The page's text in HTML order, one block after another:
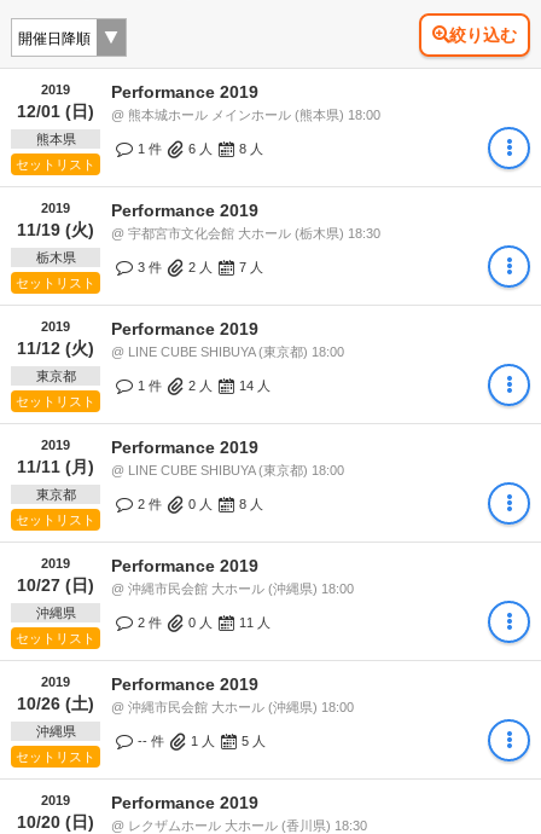
絞り込む
2019
12/01 (日)
熊本県
セットリスト
Performance 2019
@ 熊本城ホール メインホール (熊本県) 18:00
1 件 6 人 8 人
2019
11/19 (火)
栃木県
セットリスト
Performance 2019
@ 宇都宮市文化会館 大ホール (栃木県) 18:30
3 件 2 人 7 人
2019
11/12 (火)
東京都
セットリスト
Performance 2019
@ LINE CUBE SHIBUYA (東京都) 18:00
1 件 2 人 14 人
2019
11/11 (月)
東京都
セットリスト
Performance 2019
@ LINE CUBE SHIBUYA (東京都) 18:00
2 件 0 人 8 人
2019
10/27 (日)
沖縄県
セットリスト
Performance 2019
@ 沖縄市民会館 大ホール (沖縄県) 18:00
2 件 0 人 11 人
2019
10/26 (土)
沖縄県
セットリスト
Performance 2019
@ 沖縄市民会館 大ホール (沖縄県) 18:00
-- 件 1 人 5 人
2019
10/20 (日)
Performance 2019
@ レクザムホール 大ホール (香川県) 18:30